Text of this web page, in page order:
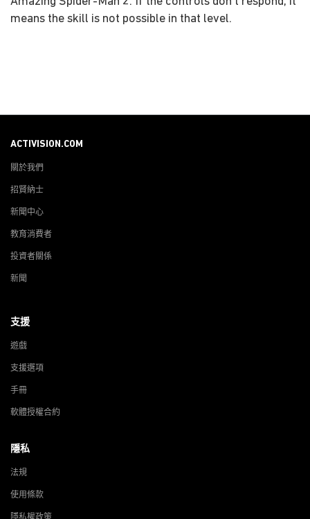
means the skill is not possible in that level.
ACTIVISION.COM
關於我們
招賢納士
新聞中心
教育消費者
投資者關係
新聞
支援
遊戲
支援選項
手冊
軟體授權合約
隱私
法規
使用條款